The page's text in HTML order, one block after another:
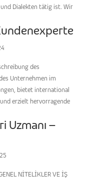
Dialekten tätig ist. Wir
des
Unternehmen im
bietet international
erzielt hervorragende
Uzmanı –
NİTELİKLER VE İŞ